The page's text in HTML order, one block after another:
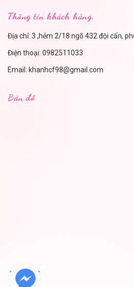
Thông tin khách hàng.
Địa chỉ: 3 ,hẻm 2/18 ngõ 432 đội cấn,
Điện thoại: 0982511033
Email: khanhcf98@gmail.com
Bản đồ